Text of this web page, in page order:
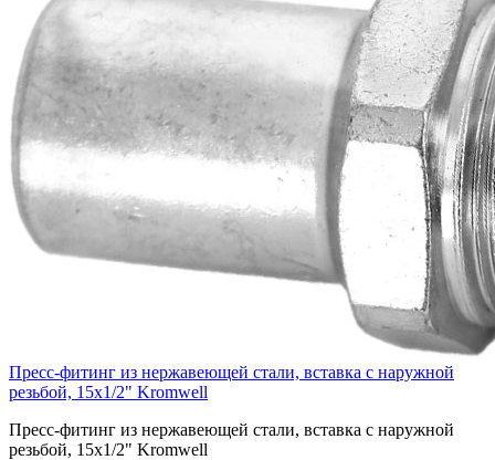
Пресс-фитинг из нержавеющей стали, вставка с наружной
резьбой, 15х1/2" Kromwell
Пресс-фитинг из нержавеющей стали, вставка с наружной
резьбой, 15х1/2" Kromwell